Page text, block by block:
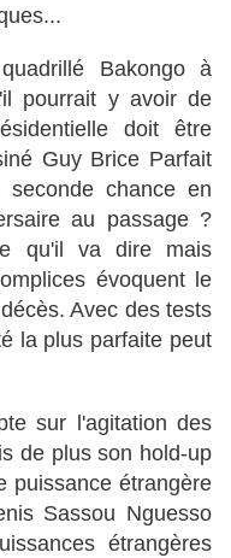
Bakongo à
pourrait y avoir de
doit être
Guy Brice Parfait
chance en
au passage ?
qu'il va dire mais
évoquent le
Avec des tests
la plus parfaite peut
sur l'agitation des
de plus son hold-up
puissance étrangère
Sassou Nguesso
étrangères